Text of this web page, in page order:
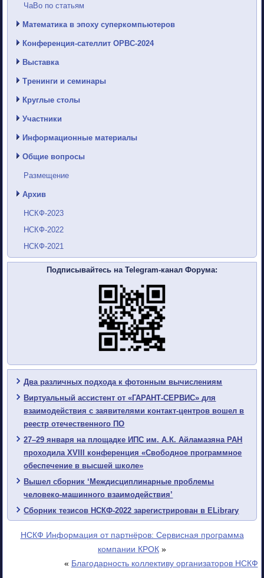
ЧаВо по статьям
Математика в эпоху суперкомпьютеров
Конференция-сателлит ОРВС-2024
Выставка
Тренинги и семинары
Круглые столы
Участники
Информационные материалы
Общие вопросы
Размещение
Архив
НСКФ-2023
НСКФ-2022
НСКФ-2021
Подписывайтесь на Telegram-канал Форума:
Два различных подхода к фотонным вычислениям
Виртуальный ассистент от «ГАРАНТ-СЕРВИС» для
взаимодействия с заявителями контакт-центров вошел в
реестр отечественного ПО
27–29 января на площадке ИПС им. А.К. Айламазяна РАН
проходила XVIII конференция «Свободное программное
обеспечение в высшей школе»
Вышел сборник ‘Междисциплинарные проблемы
человеко-машинного взаимодействия’
Сборник тезисов НСКФ-2022 зарегистрирован в ELibrary
НСКФ Информация от партнёров: Сервисная программа
компании КРОК »
« Благодарность коллективу организаторов НСКФ